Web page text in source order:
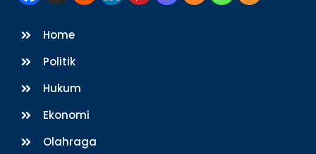
Home
Politik
Hukum
Ekonomi
Olahraga